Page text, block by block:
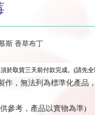
斯 香草布丁
於取貨三天前付款完成。(請先
作，無法列為標準化產品
參考，產品以實物為準)